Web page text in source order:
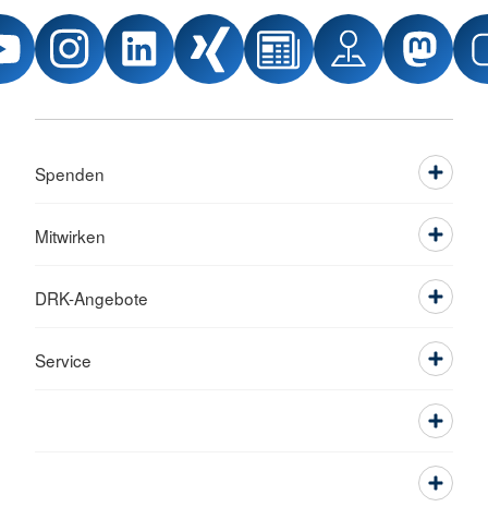
Spenden
Mitwirken
DRK-Angebote
Service